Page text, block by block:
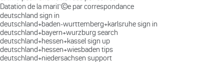
Datation de la mariГ©e par correspondance
deutschland sign in
deutschland+baden-wurttemberg+karlsruhe sign in
deutschland+bayern+wurzburg search
deutschland+hessen+kassel sign up
deutschland+hessen+wiesbaden tips
deutschland+niedersachsen support